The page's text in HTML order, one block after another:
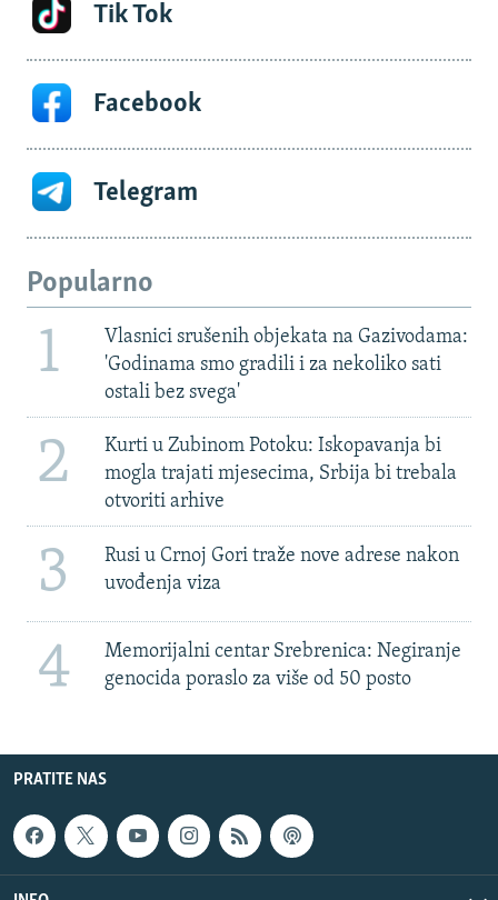
Tik Tok
Facebook
Telegram
Popularno
1
Vlasnici srušenih objekata na Gazivodama:
'Godinama smo gradili i za nekoliko sati
ostali bez svega'
2
Kurti u Zubinom Potoku: Iskopavanja bi
mogla trajati mjesecima, Srbija bi trebala
otvoriti arhive
3
Rusi u Crnoj Gori traže nove adrese nakon
uvođenja viza
4
Memorijalni centar Srebrenica: Negiranje
genocida poraslo za više od 50 posto
PRATITE NAS